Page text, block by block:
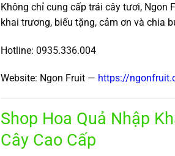
Không chỉ cung cấp trái cây tươi, Ngon
khai trương, biếu tặng, cảm ơn và chia
Hotline: 0935.336.004
Website: Ngon Fruit — https://
Shop Hoa Quả Nhập
Cây Cao Cấp